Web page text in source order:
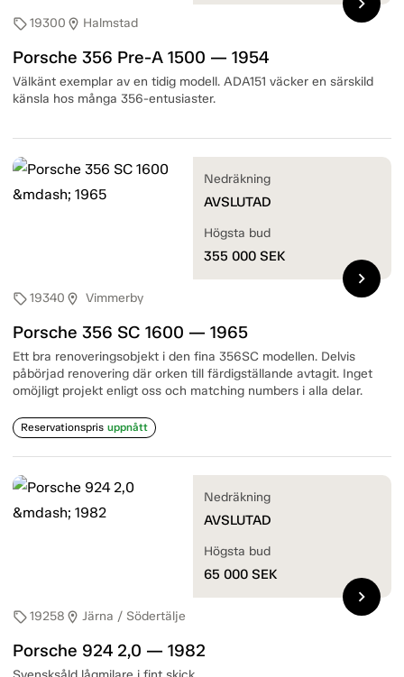
sell19300 location_on Halmstad
Porsche 356 Pre-A 1500 — 1954
Välkänt exemplar av en tidig modell. ADA151 väcker en särskild
känsla hos många 356-entusiaster.
sell19340 location_on Vimmerby
Porsche 356 SC 1600 — 1965
Ett bra renoveringsobjekt i den fina 356SC modellen. Delvis
påbörjad renovering där orken till färdigställande avtagit. Inget
omöjligt projekt enligt oss och matching numbers i alla delar.
Reservationspris uppnått
Nedräkning
AVSLUTAD
Högsta bud
355 000 SEK
chevron_right
sell19258 location_on Järna / Södertälje
Porsche 924 2,0 — 1982
Nedräkning
AVSLUTAD
Högsta bud
65 000 SEK
chevron_right